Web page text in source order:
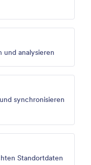
und analysieren
synchronisieren
Standortdaten